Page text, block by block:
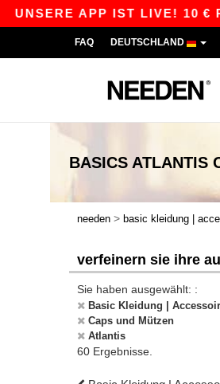
IST LIVE! 10 € RABATT
FAQ DEUTSCHLAND
BASICS ATLANTIS
needen > basic kleidung |
verfeinern sie ihre
Sie haben ausgewählt: :
Basic Kleidung |
Caps und Mützen
Atlantis
60 Ergebnisse.